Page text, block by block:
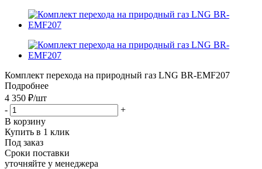
Комплект перехода на природный газ LNG BR-EMF207
Подробнее
4 350 ₽/шт
-
+
В корзину
Купить в 1 клик
Под заказ
Сроки поставки
уточняйте у менеджера